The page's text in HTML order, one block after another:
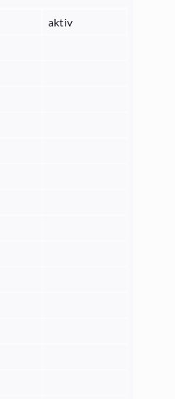
aktiv